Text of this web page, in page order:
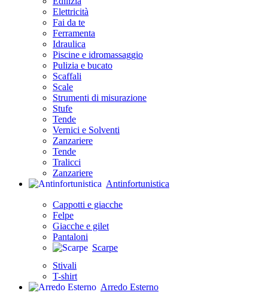
Elettricità
Fai da te
Ferramenta
Idraulica
Piscine e idromassaggio
Pulizia e bucato
Scaffali
Scale
Strumenti di misurazione
Stufe
Tende
Vernici e Solventi
Zanzariere
Tende
Tralicci
Zanzariere
Antinfortunistica
Cappotti e giacche
Felpe
Giacche e gilet
Pantaloni
Scarpe
Stivali
T-shirt
Arredo Esterno